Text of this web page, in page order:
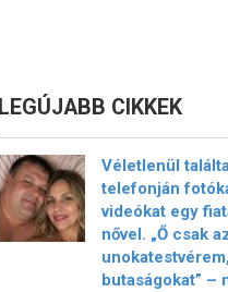
LEGÚJABB CIKKEK
Véletlenül
telefonján
videókat egy
nővel. „Ő csak
butaságokat” –